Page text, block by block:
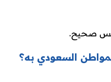
صحيح.
السعودي به؟